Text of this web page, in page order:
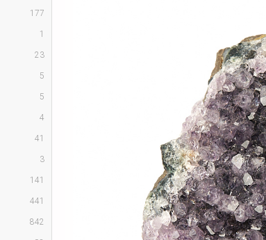
177
1
23
5
5
4
41
3
141
441
842